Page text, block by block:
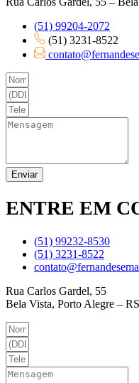
(51) 99204-2072
(51) 3231-8522
Enviar
ENTRE EM
(51) 99232-8530
(51) 3231-8522
Rua Carlos Gardel, 55
Bela Vista, Porto Alegre – RS